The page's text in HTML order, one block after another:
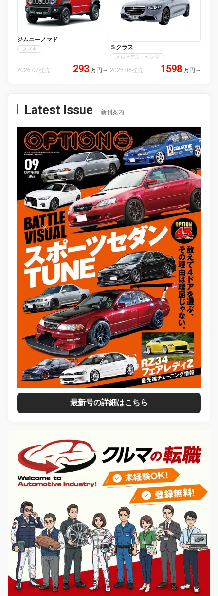
ジムニーノマド
スズキ
2026.07発売 293 万円 ～
Ｓクラス
メルセデス・ベンツ
2026.06発売 1598 万円 ～
Latest Issue 新刊案内
最新号の詳細はこちら